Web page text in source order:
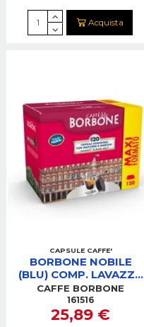
Acquista
CAPSULE CAFFE'
BORBONE NOBILE
(BLU) COMP. LAVAZZA
120PZ
AMSBLUNOBILE120PZ
CAFFE BORBONE
161516
25,89 €